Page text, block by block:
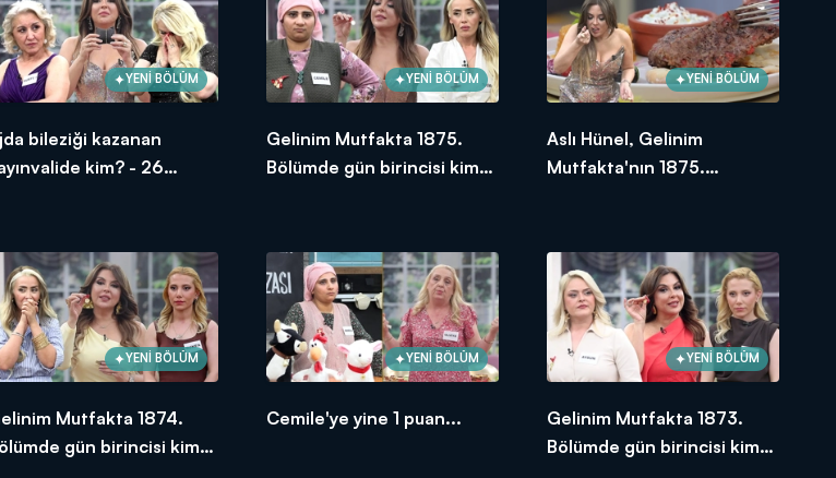
YENİ BÖLÜM
bileziği kazanan
kim? - 26
YENİ BÖLÜM
Gelinim Mutfakta 1875.
Bölümde gün birincisi kim
YENİ BÖLÜM
Aslı Hünel, Gelinim
Mutfakta'nın 1875.
YENİ BÖLÜM
Mutfakta 1874.
gün birincisi kim
YENİ BÖLÜM
Cemile'ye yine 1 puan...
YENİ BÖLÜM
Gelinim Mutfakta 1873.
Bölümde gün birincisi kim